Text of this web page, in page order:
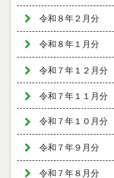
令和８年２月分
令和８年１月分
令和７年１２月分
令和７年１１月分
令和７年１０月分
令和７年９月分
令和７年８月分